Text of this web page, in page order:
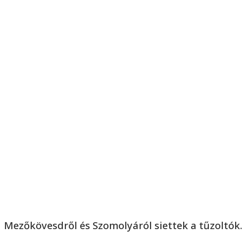
Mezőkövesdről és Szomolyáról siettek a tűzoltók.